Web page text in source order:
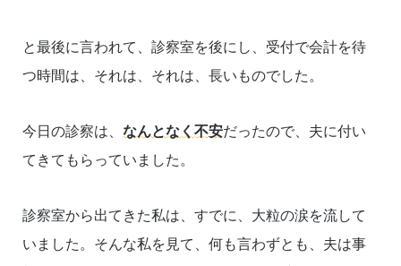
と最後に言われて、診察室を後にし、受付で会計を待
つ時間は、それは、それは、長いものでした。
今日の診察は、 なんとなく不安だったので、夫に付い
てきてもらっていました。
診察室から出てきた私は、すでに、大粒の涙を流して
いました。そんな私を見て、何も言わずとも、夫は事